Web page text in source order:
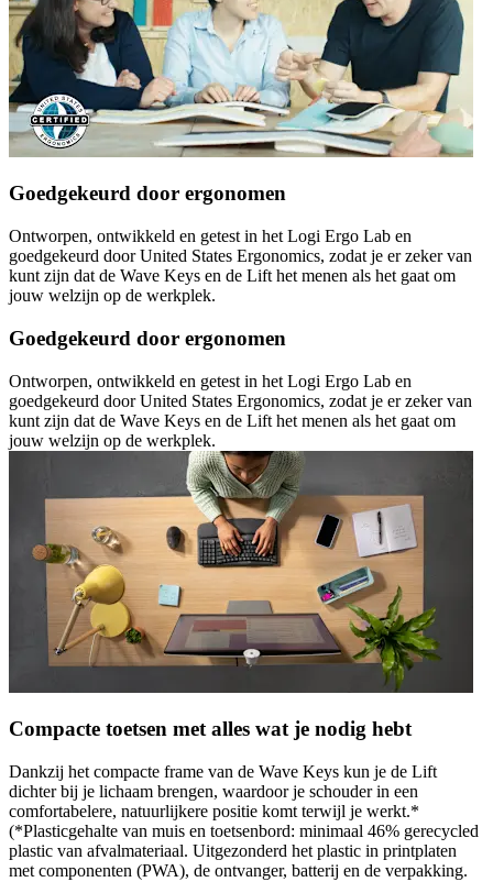
Goedgekeurd door ergonomen
Ontworpen, ontwikkeld en getest in het Logi Ergo Lab en
goedgekeurd door United States Ergonomics, zodat je er zeker van
kunt zijn dat de Wave Keys en de Lift het menen als het gaat om
jouw welzijn op de werkplek.
Goedgekeurd door ergonomen
Ontworpen, ontwikkeld en getest in het Logi Ergo Lab en
goedgekeurd door United States Ergonomics, zodat je er zeker van
kunt zijn dat de Wave Keys en de Lift het menen als het gaat om
jouw welzijn op de werkplek.
Compacte toetsen met alles wat je nodig hebt
Dankzij het compacte frame van de Wave Keys kun je de Lift
dichter bij je lichaam brengen, waardoor je schouder in een
comfortabelere, natuurlijkere positie komt terwijl je werkt.*
(*Plasticgehalte van muis en toetsenbord: minimaal 46% gerecycled
plastic van afvalmateriaal. Uitgezonderd het plastic in printplaten
met componenten (PWA), de ontvanger, batterij en de verpakking.